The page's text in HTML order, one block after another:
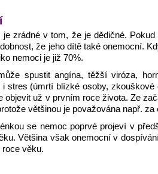
je zrádné v tom, že je dědičné.
že jeho dítě také onemocní.
nemoci je již 70%.
spustit angína, těžší viróza,
stres (úmrtí blízké osoby, zkouškové
objevit už v prvním roce života. Ze
většinou je považována např. za
se nemoc poprvé projeví v
Většina však onemocní v
roce věku.